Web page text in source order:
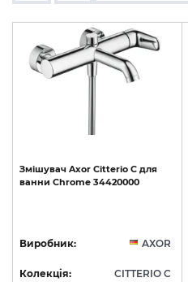
Змішувач Axor Citterio C для
ванни Chrome 34420000
Виробник: AXOR
Колекція: CITTERIO C